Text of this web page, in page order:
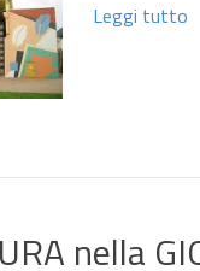
Leggi tutto
nella